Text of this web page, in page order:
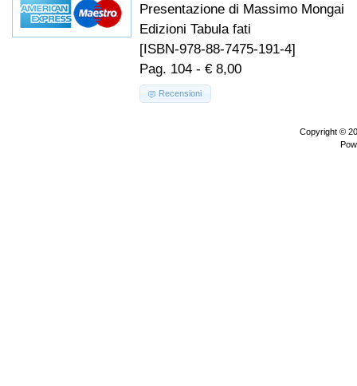
Presentazione di Massimo Mongai
Edizioni Tabula fati
[ISBN-978-88-7475-191-4]
Pag. 104 - € 8,00
Recensioni
Copyright ©